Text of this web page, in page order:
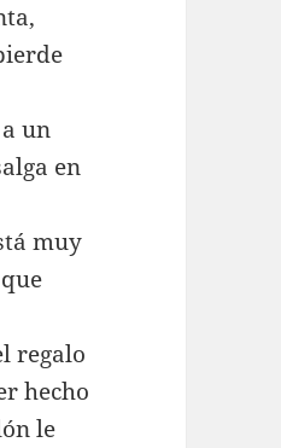
un
en
muy
regalo
hecho
le